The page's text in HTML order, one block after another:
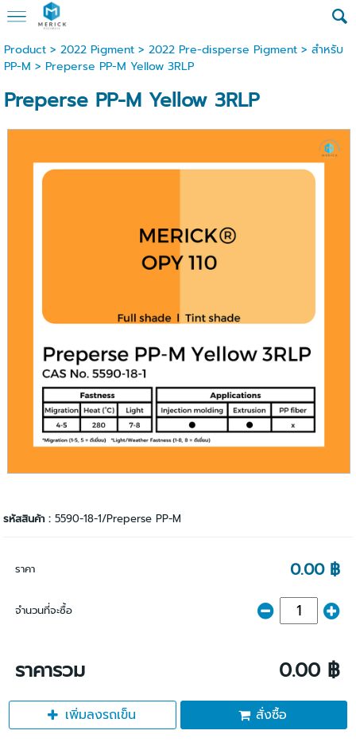
Product> 2022 Pigment> 2022 Pre-disperse Pigment> สำหรับ
PP-M > Preperse PP-M Yellow 3RLP
Preperse PP-M Yellow 3RLP
รหัสสินค้า :5590-18-1/Preperse PP-M
ราคา 0.00 ฿
จำนวนที่จะซื้อ
ราคารวม 0.00 ฿
เพิ่มลงรถเข็น สั่งซื้อ